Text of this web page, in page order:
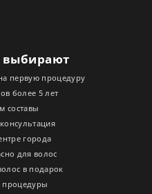
выбирают
первую процедуру
более 5 лет
составы
города
для волос
в подарок